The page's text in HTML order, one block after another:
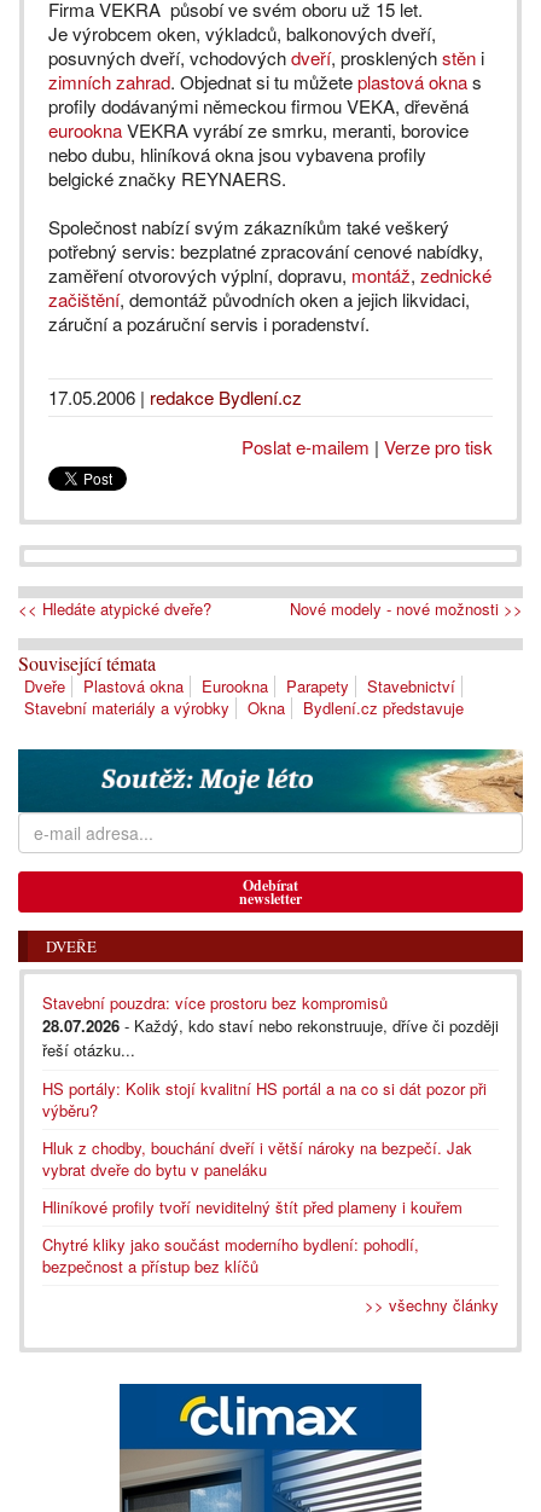
Firma VEKRA působí ve svém oboru už 15 let.
Je výrobcem oken, výkladců, balkonových dveří,
posuvných dveří, vchodovýchdveří, prosklenýchstěn i
zimních zahrad. Objednat si tu můžeteplastová oknas
profily dodávanými německou firmou VEKA, dřevěná
eurooknaVEKRA vyrábí ze smrku, meranti, borovice
nebo dubu, hliníková okna jsou vybavena profily
belgické značky REYNAERS.
Společnost nabízí svým zákazníkům také veškerý
potřebný servis: bezplatné zpracování cenové nabídky,
zaměření otvorových výplní, dopravu, montáž, zednické
začištění, demontáž původních oken a jejich likvidaci,
záruční a pozáruční servis i poradenství.
17.05.2006 | redakce Bydlení.cz
Poslat e-mailem | Verze pro tisk
<< Hledáte atypické dveře? Nové modely - nové možnosti >>
Související témata
Dveře Plastová okna Eurookna Parapety
Stavebnictví
Stavební materiály a výrobky
Okna Bydlení.cz představuje
Odebírat
newsletter
DVEŘE
Stavební pouzdra: více prostoru bez kompromisů
28.07.2026 - Každý, kdo staví nebo rekonstruuje, dříve či později
řeší otázku...
HS portály: Kolik stojí kvalitní HS portál a na co si dát pozor při
výběru?
Hluk z chodby, bouchání dveří i větší nároky na bezpečí. Jak
vybrat dveře do bytu v paneláku
Hliníkové profily tvoří neviditelný štít před plameny i kouřem
Chytré kliky jako součást moderního bydlení: pohodlí,
bezpečnost a přístup bez klíčů
>> všechny články